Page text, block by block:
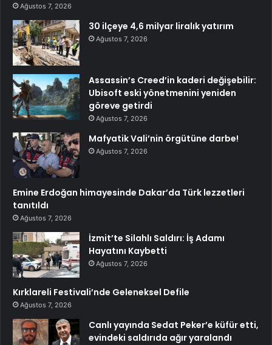
Ağustos 7, 2026
30 ilçeye 4,6 milyar liralık yatırım
Ağustos 7, 2026
Assassin’s Creed’in kaderi değişebilir:
Ubisoft eski yönetmenini yeniden
göreve getirdi
Ağustos 7, 2026
Mafyatik Vali’nin örgütüne darbe!
Ağustos 7, 2026
Emine Erdoğan himayesinde Dakar’da Türk lezzetleri
tanıtıldı
Ağustos 7, 2026
İzmit’te Silahlı Saldırı: İş Adamı
Hayatını Kaybetti
Ağustos 7, 2026
Kırklareli Festivali’nde Geleneksel Defile
Ağustos 7, 2026
Canlı yayında Sedat Peker’e küfür etti,
evindeki saldırıda ağır yaralandı